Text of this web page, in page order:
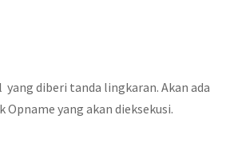
diberi tanda lingkaran. Akan ada
yang akan dieksekusi.